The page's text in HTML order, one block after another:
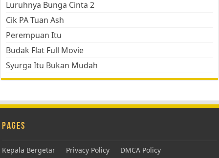
Luruhnya Bunga Cinta 2
Cik PA Tuan Ash
Perempuan Itu
Budak Flat Full Movie
Syurga Itu Bukan Mudah
Pages
Kepala Bergetar Privacy Policy DMCA Policy